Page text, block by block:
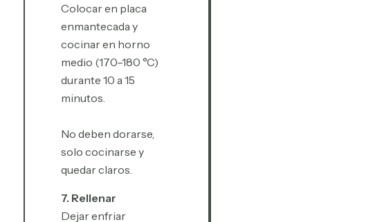
Colocar en placa
enmantecada y
cocinar en horno
medio (170–180 °C)
durante 10 a 15
minutos.
No deben dorarse,
solo cocinarse y
quedar claros.
7. Rellenar
Dejar enfriar